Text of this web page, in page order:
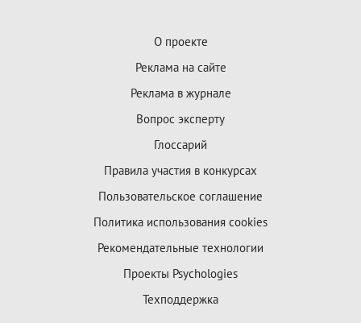
О проекте
Реклама на сайте
Реклама в журнале
Вопрос эксперту
Глоссарий
Правила участия в конкурсах
Пользовательское соглашение
Политика использования cookies
Рекомендательные технологии
Проекты Psychologies
Техподдержка